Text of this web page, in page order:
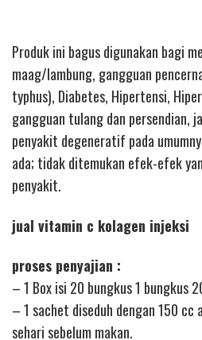
Produk ini bagus digunakan bagi
maag/lambung, gangguan
typhus), Diabetes, Hipertensi,
gangguan tulang dan persendian,
penyakit degeneratif pada
ada; tidak ditemukan efek-efek
penyakit.
jual vitamin c kolagen injeksi
proses penyajian :
– 1 Box isi 20 bungkus 1 bungkus
– 1 sachet diseduh dengan 150 cc
sehari sebelum makan.